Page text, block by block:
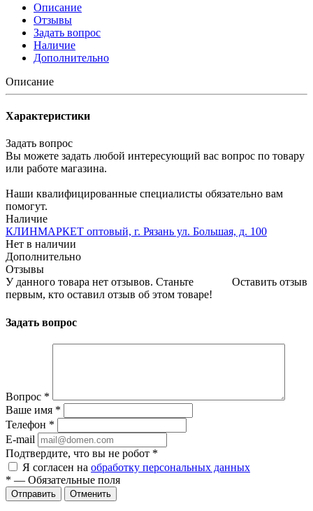
Описание
Отзывы
Задать вопрос
Наличие
Дополнительно
Описание
Характеристики
Задать вопрос
Вы можете задать любой интересующий вас вопрос по товару
или работе магазина.
Наши квалифицированные специалисты обязательно вам
помогут.
Наличие
КЛИНМАРКЕТ оптовый, г. Рязань ул. Большая, д. 100
Нет в наличии
Дополнительно
Отзывы
Оставить отзыв
У данного товара нет отзывов. Станьте
первым, кто оставил отзыв об этом товаре!
Задать вопрос
Вопрос *
Ваше имя *
Телефон *
E-mail
Подтвердите, что вы не робот *
Я согласен на обработку персональных данных
* — Обязательные поля
Отправить Отменить